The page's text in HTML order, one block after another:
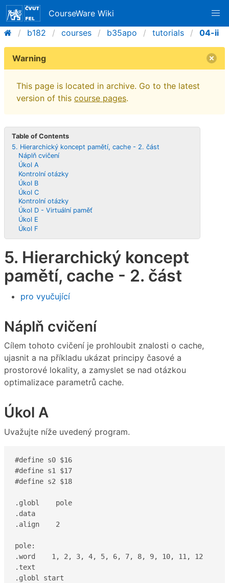
CourseWare Wiki
b182
courses b35apo tutorials 04-ii
Warning
This page is located in archive. Go to the latest
version of this course pages.
Table of Contents
5. Hierarchický koncept pamětí, cache - 2. část
Náplň cvičení
Úkol A
Kontrolní otázky
Úkol B
Úkol C
Kontrolní otázky
Úkol D - Virtuální paměť
Úkol E
Úkol F
5. Hierarchický koncept
pamětí, cache - 2. část
pro vyučující
Náplň cvičení
Cílem tohoto cvičení je prohloubit znalosti o cache,
ujasnit a na příkladu ukázat principy časové a
prostorové lokality, a zamyslet se nad otázkou
optimalizace parametrů cache.
Úkol A
Uvažujte níže uvedený program.
#define s0 $16
#define s1 $17
#define s2 $18
.globl    pole
.data
.align    2
pole:
.word    1, 2, 3, 4, 5, 6, 7, 8, 9, 10, 11, 12
.text
.globl start